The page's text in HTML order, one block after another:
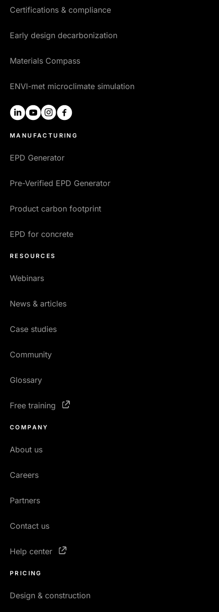
Certifications & compliance
Early design decarbonization
Materials Compass
ENVI-met microclimate simulation
linkedinyoutubeinstagram
MANUFACTURING
EPD Generator
Pre-Verified EPD Generator
Product carbon footprint
EPD for concrete
RESOURCES
Webinars
News & articles
Case studies
Community
Glossary
Free training
COMPANY
About us
Careers
Partners
Contact us
Help center
PRICING
Design & construction